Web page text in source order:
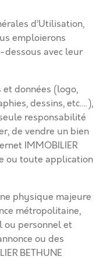
d’Utilisation,
emploierons
dessous avec leur
données (logo,
dessins, etc.…),
responsabilité
de vendre un bien
IMMOBILIER
ou toute application
physique majeure
métropolitaine,
ou personnel et
ou des
BETHUNE